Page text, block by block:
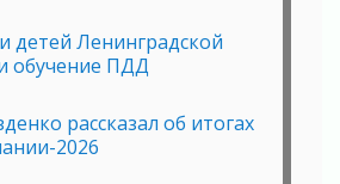
детей Ленинградской
обучение ПДД
рассказал об итогах
2026